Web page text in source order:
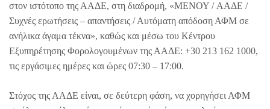
στον ιστότοπο της ΑΑΔΕ, στη διαδρομή, «ΜΕΝΟΥ / AAΔE /
Συχνές ερωτήσεις – απαντήσεις / Αυτόματη απόδοση ΑΦΜ σε
ανήλικα άγαμα τέκνα», καθώς και μέσω του Κέντρου
Εξυπηρέτησης Φορολογουμένων της ΑΑΔΕ: +30 213 162 1000,
τις εργάσιμες ημέρες και ώρες 07:30 – 17:00.
Στόχος της ΑΑΔΕ είναι, σε δεύτερη φάση, να χορηγήσει ΑΦΜ